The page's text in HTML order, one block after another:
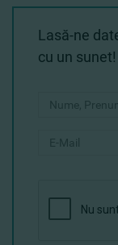
Lasă-ne
cu un sunet!